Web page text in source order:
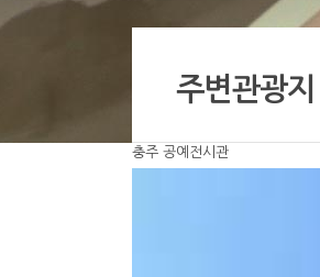
주변관광지
충주 공예전시관